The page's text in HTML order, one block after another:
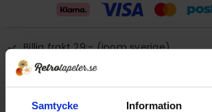
Samtycke Information
Ge ett omdöme!
Billig frakt 29:- (inom sverige)